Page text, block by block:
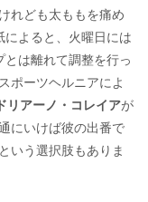
れども太ももを痛め
によると、火曜日には
は離れて調整を行っ
ポーツヘルニアによ
リアーノ・コレイアが
にいけば彼の出番で
という選択肢もありま